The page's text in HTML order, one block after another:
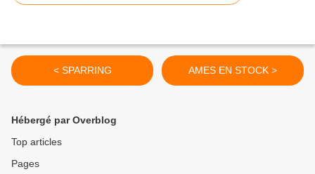
< SPARRING AMES EN STOCK >
Hébergé par Overblog
Top articles
Pages